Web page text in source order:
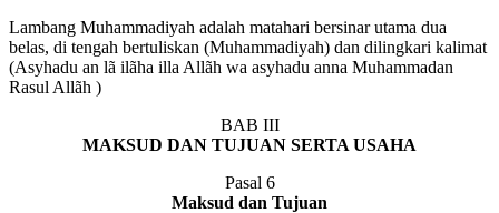
Lambang Muhammadiyah adalah matahari bersinar utama dua
belas, di tengah bertuliskan (Muhammadiyah) dan dilingkari kalimat
(Asyhadu an lã ilãha illa Allãh wa asyhadu anna Muhammadan
Rasul Allãh )
BAB III
MAKSUD DAN TUJUAN SERTA USAHA
Pasal 6
Maksud dan Tujuan